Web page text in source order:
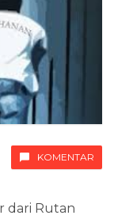
KOMENTAR
dari Rutan